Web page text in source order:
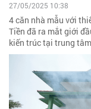
27/05/2025 10:38
4 căn nhà mẫu với
Tiền đã ra mắt giới
kiến trúc tại trung